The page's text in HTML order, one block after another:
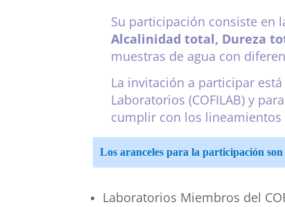
Su participación consiste en
Alcalinidad total, Dureza
muestras de agua con
La invitación a participar
Laboratorios (COFILAB) y
cumplir con los lineamientos
Los aranceles para la participación son
Laboratorios Miembros del